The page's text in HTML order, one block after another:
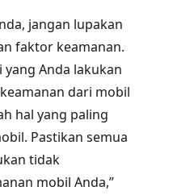
jangan lupakan
faktor keamanan.
Anda lakukan
dari mobil
hal yang paling
Pastikan semua
tidak
mobil Anda,”